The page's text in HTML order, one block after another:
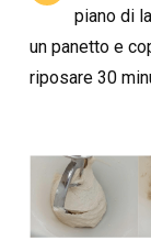
piano di
un panetto e
riposare 30